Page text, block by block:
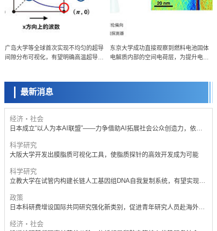
广岛大学等全球首次实现不均匀的超导
间隙分布可视化，有望明确高温超导机
东京大学成功直接观察到燃料电池固体
电解质内部的空间电荷层，为提升电池
最新消息
日本科研费增设国际共同研究强化新类别，促进青年研究人员赴海外开
展研究
科学研究
开发出300亿年仅误差1秒的光晶格钟，构建网络将其打造为下一代社会
基础设施
经济・社会
日本成立“以人为本AI联盟”——力争借助AI拓展社会公众创造力，依托
科学研究
大阪大学开发出膜脂质可视化工具，使脂质探针的高效开发成为可能
科学研究
立教大学在试管内构建长链人工基因组DNA自我复制系统，有望实现携
政策
日本科研费增设国际共同研究强化新类别，促进青年研究人员赴海外开
经济・社会